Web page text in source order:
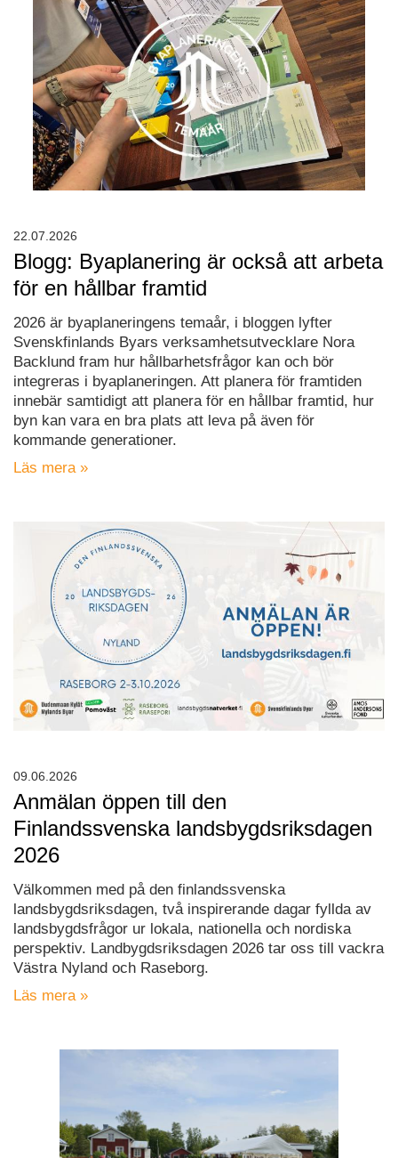
Blogg: Byaplanering är också att arbeta
för en hållbar framtid
2026 är byaplaneringens temaår, i bloggen lyfter
Svenskfinlands Byars verksamhetsutvecklare Nora
Backlund fram hur hållbarhetsfrågor kan och bör
integreras i byaplaneringen. Att planera för framtiden
innebär samtidigt att planera för en hållbar framtid, hur
byn kan vara en bra plats att leva på även för
kommande generationer.
Läs mera »
22.07.2026
Anmälan öppen till den
Finlandssvenska landsbygdsriksdagen
2026
Välkommen med på den finlandssvenska
landsbygdsriksdagen, två inspirerande dagar fyllda av
landsbygdsfrågor ur lokala, nationella och nordiska
perspektiv. Landbygdsriksdagen 2026 tar oss till vackra
Västra Nyland och Raseborg.
Läs mera »
09.06.2026